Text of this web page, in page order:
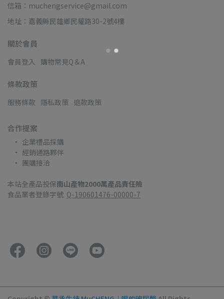
信箱：muchengservice@gmail.com
地址：嘉義縣民雄鄉民權路30-2號4樓
關於會員
會員登入 購物常見Q＆A
條款政策
服務條款 隱私政策 退款政策
合作提案
企業禮品採購
經銷通路夥伴
團購接洽
本站全產品投保南山產物2000萬產品責任險
食品業者登錄字號 Q-190601476-00000-7